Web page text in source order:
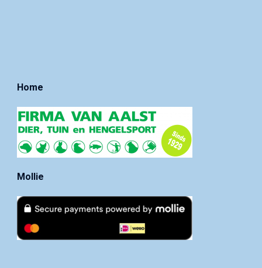
Home
Mollie